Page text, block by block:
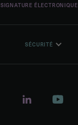
SIGNATURE ÉLECTRONIQUE
SÉCURITÉ